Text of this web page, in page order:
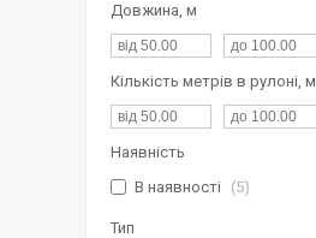
Довжина, м
Кількість метрів в рулоні, м
Наявність
В наявності
5
Тип